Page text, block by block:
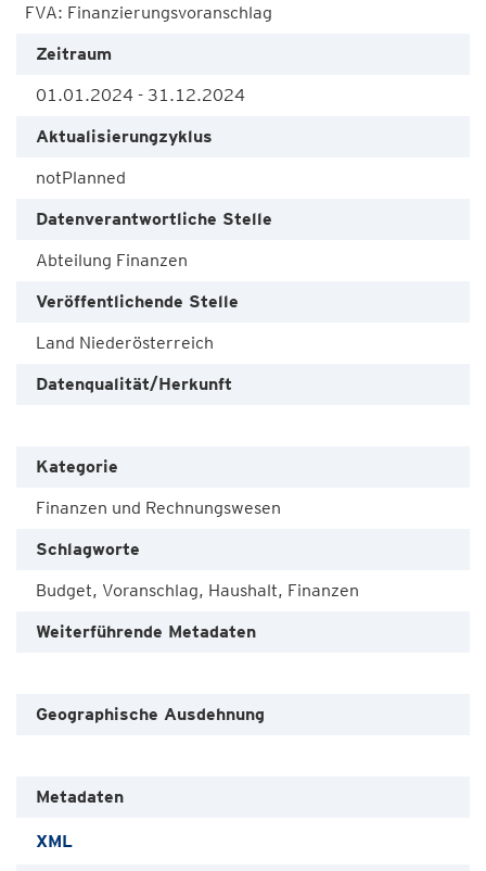
FVA: Finanzierungsvoranschlag
Zeitraum
01.01.2024 - 31.12.2024
Aktualisierungzyklus
notPlanned
Datenverantwortliche Stelle
Abteilung Finanzen
Veröffentlichende Stelle
Land Niederösterreich
Datenqualität/Herkunft
Kategorie
Finanzen und Rechnungswesen
Schlagworte
Budget, Voranschlag, Haushalt, Finanzen
Weiterführende Metadaten
Geographische Ausdehnung
Metadaten
XML